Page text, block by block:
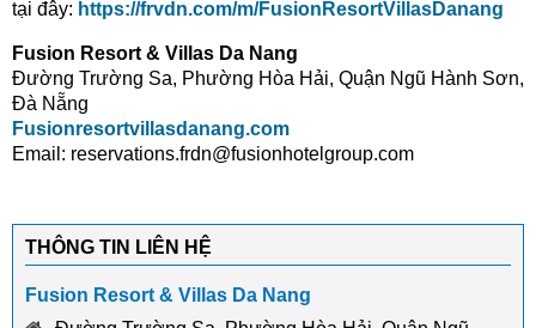
tại đây: https://frvdn.com/m/FusionResortVillasDanang
Fusion Resort & Villas Da Nang
Đường Trường Sa, Phường Hòa Hải, Quận Ngũ Hành Sơn,
Đà Nẵng
Fusionresortvillasdanang.com
Email: reservations.frdn@fusionhotelgroup.com
THÔNG TIN LIÊN HỆ
Fusion Resort & Villas Da Nang